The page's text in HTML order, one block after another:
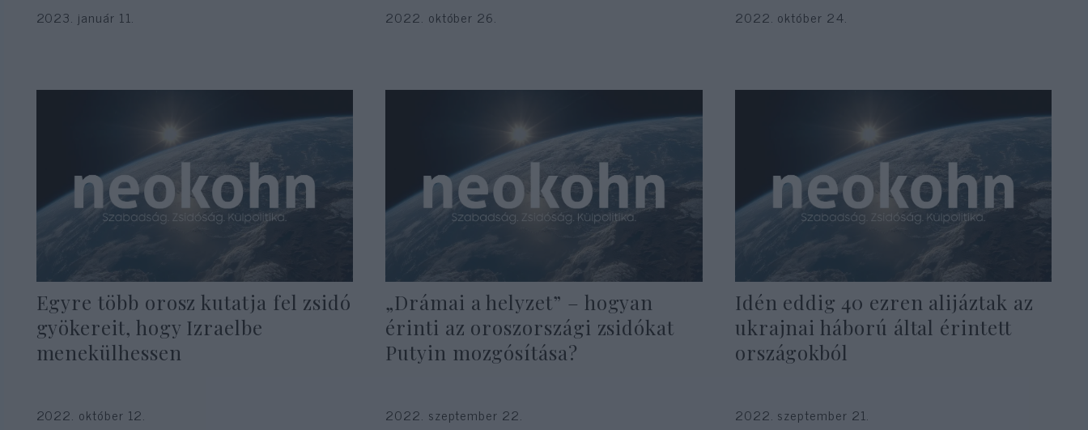
2023. január 11. 2022. október 26. 2022. október 24.
Egyre több orosz kutatja fel zsidó
gyökereit, hogy Izraelbe
menekülhessen
2022. október 12.
„Drámai a helyzet” – hogyan
érinti az oroszországi zsidókat
Putyin mozgósítása?
2022. szeptember 22.
Idén eddig 40 ezren alijáztak az
ukrajnai háború által érintett
országokból
2022. szeptember 21.